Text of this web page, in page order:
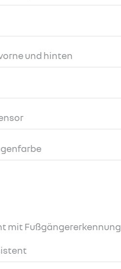
und hinten
mit Fußgängererkennung